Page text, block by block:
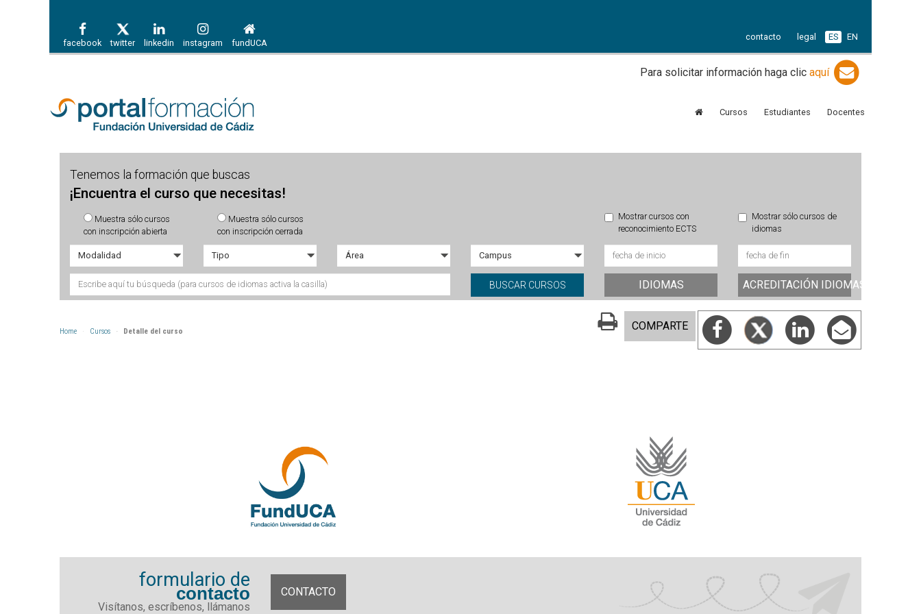
facebook twitter linkedin instagram fundUCA
contacto legal ES EN
Para solicitar información haga clicaquí
Cursos Estudiantes Docentes
Tenemos la formación que buscas
¡Encuentra el curso que necesitas!
Muestra sólo cursos
con inscripción abierta
Muestra sólo cursos
con inscripción cerrada
Mostrar cursos con
reconocimiento ECTS
Mostrar sólo cursos de
idiomas
IDIOMAS ACREDITACIÓN IDIOMAS
Home Cursos Detalle del curso COMPARTE
formulario de
contacto
Visítanos, escríbenos, llámanos
CONTACTO